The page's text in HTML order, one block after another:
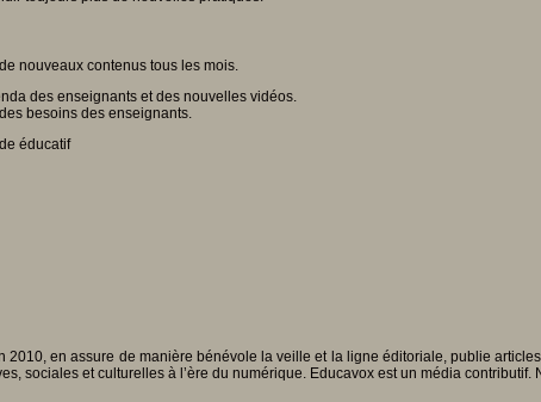
nouveaux contenus tous les mois.
des enseignants et des nouvelles vidéos.
besoins des enseignants.
éducatif
2010, en assure de manière bénévole la veille et la ligne éditoriale, publie
sociales et culturelles à l’ère du numérique. Educavox est un média contributif.